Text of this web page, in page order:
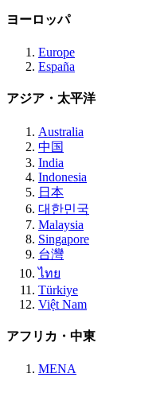
ヨーロッパ
Europe
España
アジア・太平洋
Australia
中国
India
Indonesia
日本
대한민국
Malaysia
Singapore
台灣
ไทย
Türkiye
Việt Nam
アフリカ・中東
MENA